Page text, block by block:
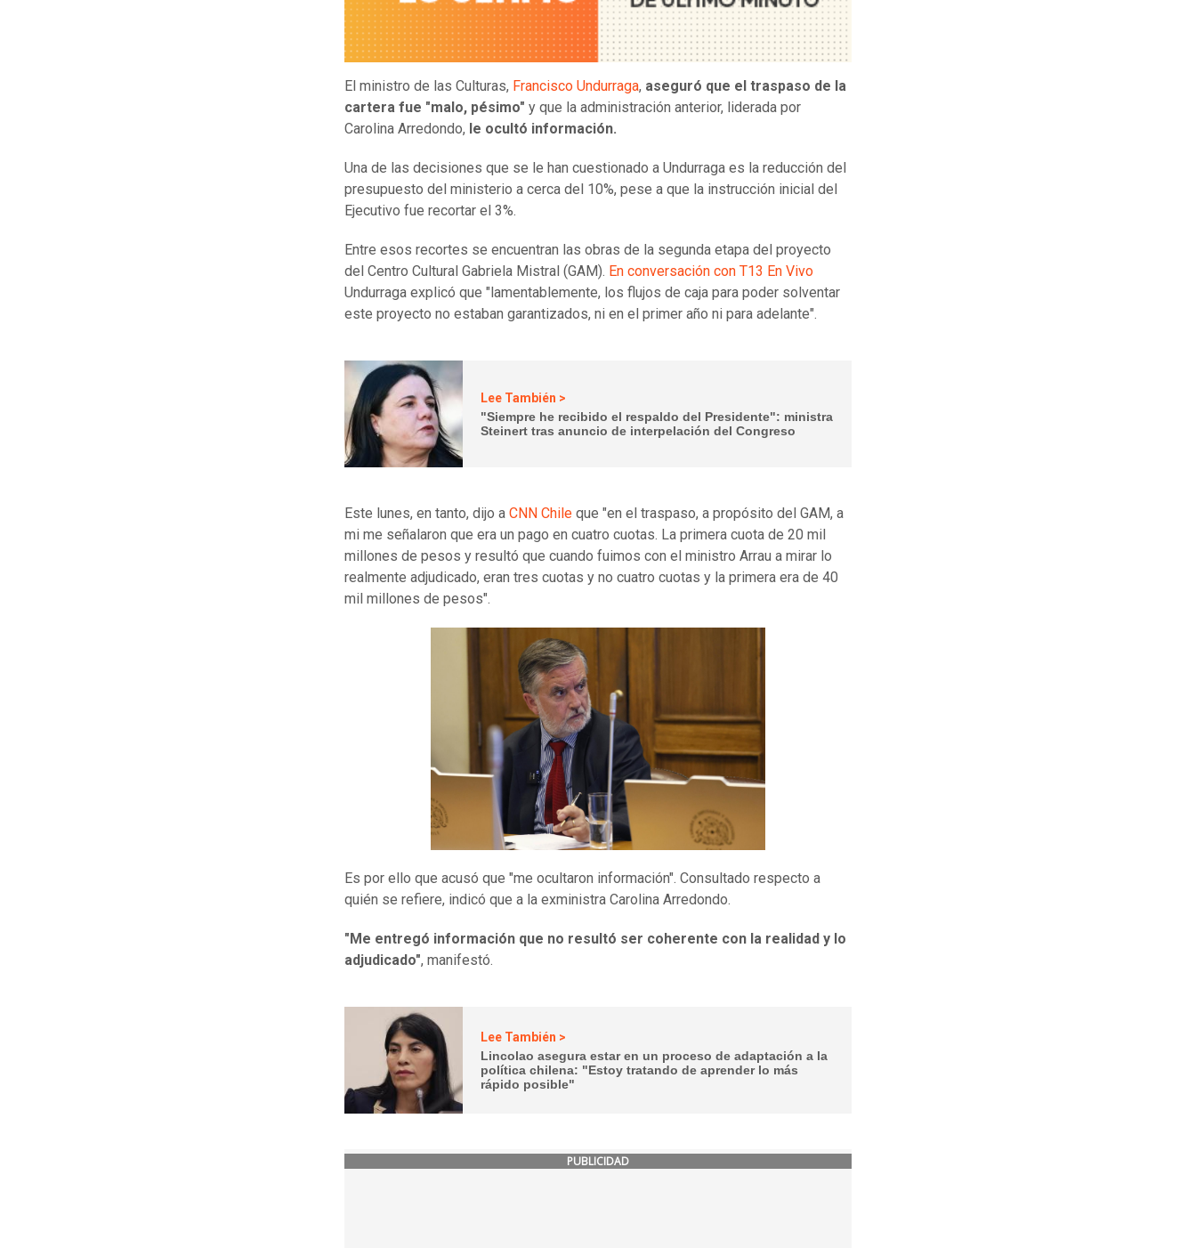
El ministro de las Culturas, Francisco Undurraga, aseguró que el traspaso de la
cartera fue "malo, pésimo" y que la administración anterior, liderada por
Carolina Arredondo, le ocultó información.
Una de las decisiones que se le han cuestionado a Undurraga es la reducción del
presupuesto del ministerio a cerca del 10%, pese a que la instrucción inicial del
Ejecutivo fue recortar el 3%.
Entre esos recortes se encuentran las obras de la segunda etapa del proyecto
del Centro Cultural Gabriela Mistral (GAM). En conversación con T13 En Vivo
Undurraga explicó que "lamentablemente, los flujos de caja para poder solventar
este proyecto no estaban garantizados, ni en el primer año ni para adelante".
Lee También >
"Siempre he recibido el respaldo del Presidente": ministra
Steinert tras anuncio de interpelación del Congreso
Este lunes, en tanto, dijo a CNN Chile que "en el traspaso, a propósito del GAM, a
mi me señalaron que era un pago en cuatro cuotas. La primera cuota de 20 mil
millones de pesos y resultó que cuando fuimos con el ministro Arrau a mirar lo
realmente adjudicado, eran tres cuotas y no cuatro cuotas y la primera era de 40
mil millones de pesos".
Es por ello que acusó que "me ocultaron información". Consultado respecto a
quién se refiere, indicó que a la exministra Carolina Arredondo.
"Me entregó información que no resultó ser coherente con la realidad y lo
adjudicado", manifestó.
Lee También >
Lincolao asegura estar en un proceso de adaptación a la
política chilena: "Estoy tratando de aprender lo más
rápido posible"
PUBLICIDAD